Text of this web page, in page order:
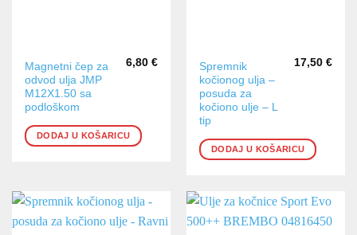
Magnetni čep za
odvod ulja JMP
M12X1.50 sa
podloškom
6,80 €
DODAJ U KOŠARICU
Spremnik
kočionog ulja –
posuda za
kočiono ulje – L
tip
17,50 €
DODAJ U KOŠARICU